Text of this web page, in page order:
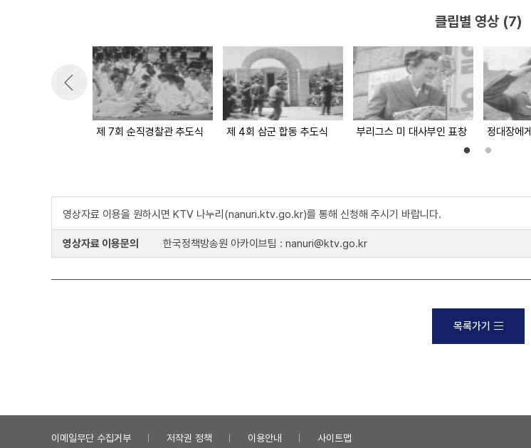
클립별 영상 (7)
제 7회 순직경찰관 추도식 제 4회 삼군 합동 추도식 부리그스 미 대사부인 표창
영상자료 이용을 원하시면 KTV 나누리(nanuri.ktv.go.kr)를 통해 신청해 주시기 바랍니다.
영상자료 이용문의 한국정책방송원 아카이브팀 : nanuri@ktv.go.kr
목록가기
이메일무단 수집거부 저작권 정책 이용안내 사이트맵